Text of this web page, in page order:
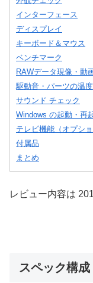
インターフェース
ディスプレイ
キーボード＆マウス
ベンチマーク
RAWデータ現像・動
駆動音・パーツの温度
サウンド チェック
Windows の起動・再
テレビ機能（オプショ
付属品
まとめ
レビュー内容は
スペック構成